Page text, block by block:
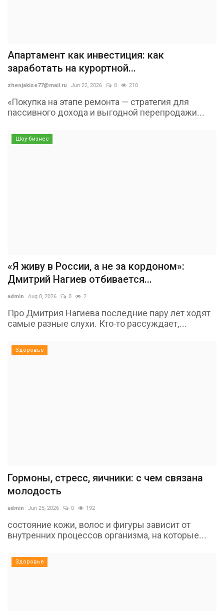
Апартамент как инвестиция: как
заработать на курортной...
zhenjakise77@mail.ru Jun 22, 2026 0 210
«Покупка на этапе ремонта — стратегия для
пассивного дохода и выгодной перепродажи...
Шоу-бизнес
«Я живу в России, а не за кордоном»:
Дмитрий Нагиев отбивается...
admin Aug 8, 2026 0 2
Про Дмитрия Нагиева последние пару лет ходят
самые разные слухи. Кто-то рассуждает,...
Здоровье
Гормоны, стресс, яичники: с чем связана
молодость
admin Jun 25, 2026 0 192
состояние кожи, волос и фигуры зависит от
внутренних процессов организма, на которые...
Здоровье